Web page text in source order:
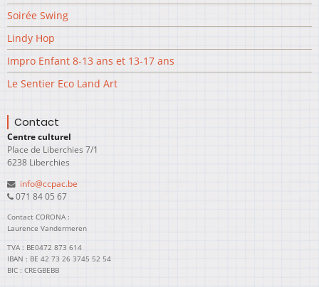
Soirée Swing
Lindy Hop
Impro Enfant 8-13 ans et 13-17 ans
Le Sentier Eco Land Art
Contact
Centre culturel
Place de Liberchies 7/1
6238 Liberchies
info@ccpac.be
071 84 05 67
Contact CORONA :
Laurence Vandermeren
TVA : BE0472 873 614
IBAN : BE 42 73 26 3745 52 54
BIC : CREGBEBB